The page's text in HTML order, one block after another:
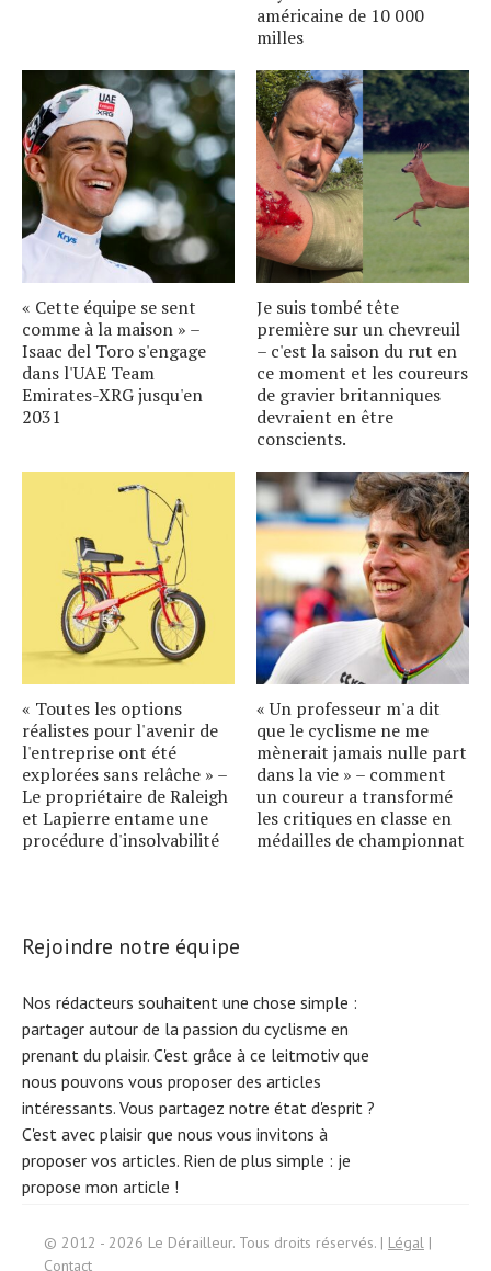
américaine de 10 000
milles
« Cette équipe se sent
comme à la maison » –
Isaac del Toro s'engage
dans l'UAE Team
Emirates-XRG jusqu'en
2031
Je suis tombé tête
première sur un chevreuil
– c'est la saison du rut en
ce moment et les coureurs
de gravier britanniques
devraient en être
conscients.
« Toutes les options
réalistes pour l'avenir de
l'entreprise ont été
explorées sans relâche » –
Le propriétaire de Raleigh
et Lapierre entame une
procédure d'insolvabilité
« Un professeur m'a dit
que le cyclisme ne me
mènerait jamais nulle part
dans la vie » – comment
un coureur a transformé
les critiques en classe en
médailles de championnat
Rejoindre notre équipe
Nos rédacteurs souhaitent une chose simple :
partager autour de la passion du cyclisme en
prenant du plaisir. C'est grâce à ce leitmotiv que
nous pouvons vous proposer des articles
intéressants. Vous partagez notre état d'esprit ?
C'est avec plaisir que nous vous invitons à
proposer vos articles. Rien de plus simple : je
propose mon article !
© 2012 - 2026 Le Dérailleur. Tous droits réservés. | Légal |
Contact
Search